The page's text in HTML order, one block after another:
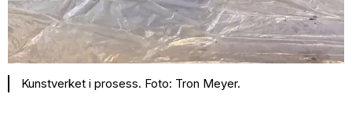
Kunstverket i prosess. Foto: Tron Meyer.